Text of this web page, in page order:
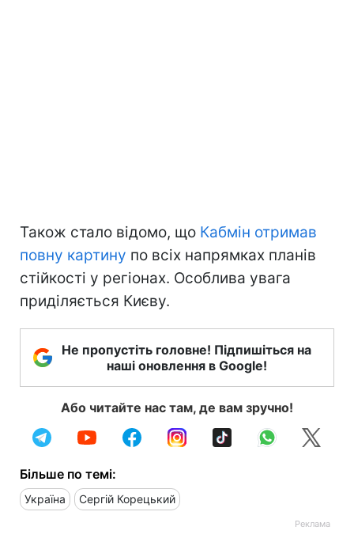
Також стало відомо, що Кабмін отримав
повну картину по всіх напрямках планів
стійкості у регіонах. Особлива увага
приділяється Києву.
Не пропустіть головне! Підпишіться на
наші оновлення в Google!
Або читайте нас там, де вам зручно!
Більше по темі:
Україна Сергій Корецький